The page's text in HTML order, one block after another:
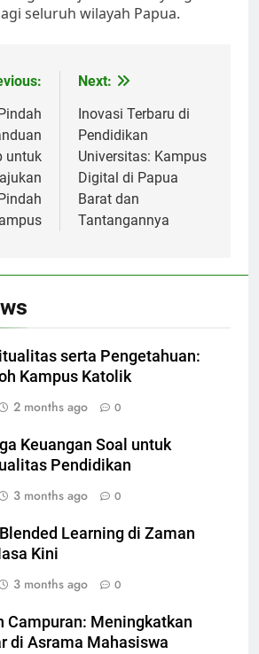
seluruh wilayah Papua.
untuk
Next:
Inovasi Terbaru di
Pendidikan
Universitas: Kampus
Digital di Papua
Barat dan
Tantangannya
serta Pengetahuan:
Kampus Katolik
2 months ago 0
Keuangan Soal untuk
Pendidikan
3 months ago 0
Learning di Zaman
Kini
3 months ago 0
Campuran: Meningkatkan
di Asrama Mahasiswa